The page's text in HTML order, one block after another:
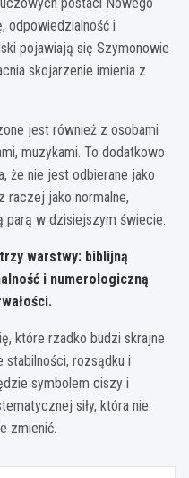
odpowiedzialność i
pojawiają się Szymonowie
skojarzenie imienia z
jest również z osobami
muzykami. To dodatkowo
że nie jest odbierane jako
raczej jako normalne,
parą w dzisiejszym świecie.
warstwy: biblijną
i numerologiczną
które rzadko budzi skrajne
stabilności, rozsądku i
symbolem ciszy i
siły, która nie
zmienić.